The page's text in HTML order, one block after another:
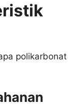
polikarbonat